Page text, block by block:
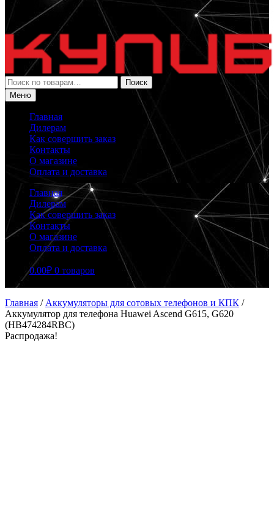
Искать:
Поиск
Меню
Главная
Дилерам
Как совершить заказ
Контакты
О магазине
Оплата и доставка
Главная
Дилерам
Как совершить заказ
Контакты
О магазине
Оплата и доставка
0.00₽ 0 товаров
Главная / Аккумуляторы для сотовых телефонов и КПК /
Аккумулятор для телефона Huawei Ascend G615, G620
(HB474284RBC)
Распродажа!